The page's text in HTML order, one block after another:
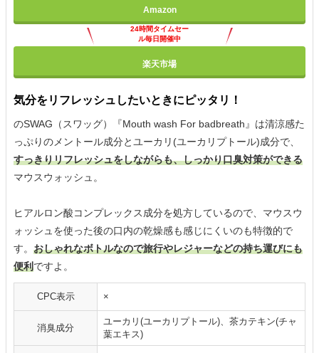
Amazon
24時間タイムセー
ル毎日開催中
楽天市場
気分をリフレッシュしたいときにピッタリ！
のSWAG（スワッグ）『Mouth wash For badbreath』は清涼感た
っぷりのメントール成分とユーカリ(ユーカリプトール)成分で、
すっきりリフレッシュをしながらも、しっかり口臭対策ができる
マウスウォッシュ。
ヒアルロン酸コンプレックス成分を処方しているので、マウスウ
ォッシュを使った後の口内の乾燥感も感じにくいのも特徴的で
す。 おしゃれなボトルなので旅行やレジャーなどの持ち運びにも
便利ですよ。
CPC表示 ×
消臭成分
ユーカリ(ユーカリプトール)、茶カテキン(チャ
葉エキス)